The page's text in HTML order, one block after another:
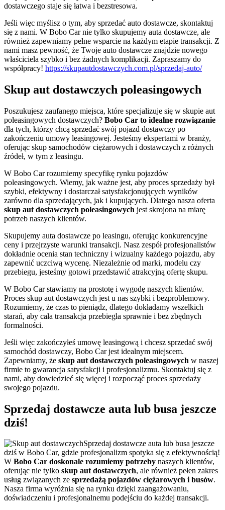
dostawczego staje się łatwa i bezstresowa.
Jeśli więc myślisz o tym, aby sprzedać auto dostawcze, skontaktuj
się z nami. W Bobo Car nie tylko skupujemy auta dostawcze, ale
również zapewniamy pełne wsparcie na każdym etapie transakcji. Z
nami masz pewność, że Twoje auto dostawcze znajdzie nowego
właściciela szybko i bez żadnych komplikacji. Zapraszamy do
współpracy! https://skupautdostawczych.com.pl/sprzedaj-auto/
Skup aut dostawczych poleasingowych
Poszukujesz zaufanego miejsca, które specjalizuje się w skupie aut
poleasingowych dostawczych? Bobo Car to idealne rozwiązanie
dla tych, którzy chcą sprzedać swój pojazd dostawczy po
zakończeniu umowy leasingowej. Jesteśmy ekspertami w branży,
oferując skup samochodów ciężarowych i dostawczych z różnych
źródeł, w tym z leasingu.
W Bobo Car rozumiemy specyfikę rynku pojazdów
poleasingowych. Wiemy, jak ważne jest, aby proces sprzedaży był
szybki, efektywny i dostarczał satysfakcjonujących wyników
zarówno dla sprzedających, jak i kupujących. Dlatego nasza oferta
skup aut dostawczych poleasingowych jest skrojona na miarę
potrzeb naszych klientów.
Skupujemy auta dostawcze po leasingu, oferując konkurencyjne
ceny i przejrzyste warunki transakcji. Nasz zespół profesjonalistów
dokładnie ocenia stan techniczny i wizualny każdego pojazdu, aby
zapewnić uczciwą wycenę. Niezależnie od marki, modelu czy
przebiegu, jesteśmy gotowi przedstawić atrakcyjną ofertę skupu.
W Bobo Car stawiamy na prostotę i wygodę naszych klientów.
Proces skup aut dostawczych jest u nas szybki i bezproblemowy.
Rozumiemy, że czas to pieniądz, dlatego dokładamy wszelkich
starań, aby cała transakcja przebiegła sprawnie i bez zbędnych
formalności.
Jeśli więc zakończyłeś umowę leasingową i chcesz sprzedać swój
samochód dostawczy, Bobo Car jest idealnym miejscem.
Zapewniamy, że skup aut dostawczych poleasingowych w naszej
firmie to gwarancja satysfakcji i profesjonalizmu. Skontaktuj się z
nami, aby dowiedzieć się więcej i rozpocząć proces sprzedaży
swojego pojazdu.
Sprzedaj dostawcze auta lub busa jeszcze
dziś!
Sprzedaj dostawcze auta lub busa jeszcze
dziś w Bobo Car, gdzie profesjonalizm spotyka się z efektywnością!
W Bobo Car doskonale rozumiemy potrzeby naszych klientów,
oferując nie tylko skup aut dostawczych, ale również pełen zakres
usług związanych ze sprzedażą pojazdów ciężarowych i busów.
Nasza firma wyróżnia się na rynku dzięki zaangażowaniu,
doświadczeniu i profesjonalnemu podejściu do każdej transakcji.